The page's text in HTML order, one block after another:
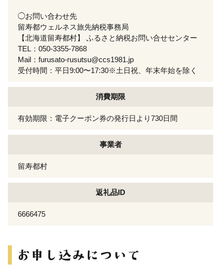
◯お問い合わせ先
留寿都ウェルネス旅先納税事務局
【北海道留寿都村】 ふるさと納税お問い合せセンター
TEL：050-3355-7868
Mail：furusato-rusutsu@ccs1981.jp
受付時間：平日9:00〜17:30※土日祝、年末年始を除く
消費期限
有効期限：電子クーポン券の発行日より730日間
事業者
留寿都村
返礼品ID
6666475